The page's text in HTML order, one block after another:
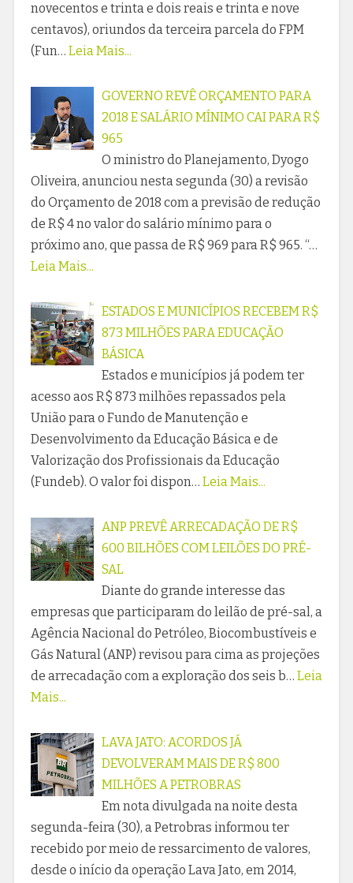
novecentos e trinta e dois reais e trinta e nove
centavos), oriundos da terceira parcela do FPM
(Fun… Leia Mais...
GOVERNO REVÊ ORÇAMENTO PARA
2018 E SALÁRIO MÍNIMO CAI PARA R$
965
O ministro do Planejamento, Dyogo
Oliveira, anunciou nesta segunda (30) a revisão
do Orçamento de 2018 com a previsão de redução
de R$ 4 no valor do salário mínimo para o
próximo ano, que passa de R$ 969 para R$ 965. “…
Leia Mais...
ESTADOS E MUNICÍPIOS RECEBEM R$
873 MILHÕES PARA EDUCAÇÃO
BÁSICA
Estados e municípios já podem ter
acesso aos R$ 873 milhões repassados pela
União para o Fundo de Manutenção e
Desenvolvimento da Educação Básica e de
Valorização dos Profissionais da Educação
(Fundeb). O valor foi dispon… Leia Mais...
ANP PREVÊ ARRECADAÇÃO DE R$
600 BILHÕES COM LEILÕES DO PRÉ-
SAL
Diante do grande interesse das
empresas que participaram do leilão de pré-sal, a
Agência Nacional do Petróleo, Biocombustíveis e
Gás Natural (ANP) revisou para cima as projeções
de arrecadação com a exploração dos seis b… Leia
Mais...
LAVA JATO: ACORDOS JÁ
DEVOLVERAM MAIS DE R$ 800
MILHÕES A PETROBRAS
Em nota divulgada na noite desta
segunda-feira (30), a Petrobras informou ter
recebido por meio de ressarcimento de valores,
desde o início da operação Lava Jato, em 2014,